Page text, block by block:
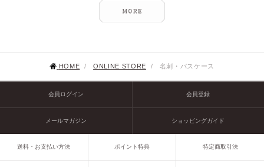
HOME / ONLINE STORE / 名刺・パスケース
会員ログイン 会員登録
メールマガジン ショッピングガイド
送料・お支払い方法 ポイント特典 特定商取引法